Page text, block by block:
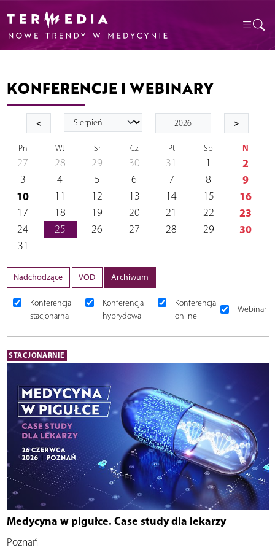
KONFERENCJE I WEBINARY
< >
Pn
27
Wt
28
Śr
29
Cz
30
Pt
31
Sb
1
N
2
3 4 5 6 7 8
9
10
11 12 13 14 15 16
17 18 19 20 21 22 23
24 25 26 27 28 29 30
31
Nadchodzące VOD Archiwum
Konferencja
stacjonarna
Konferencja
hybrydowa
Konferencja
online
Webinar
STACJONARNIE
Medycyna w pigułce. Case study dla lekarzy
Poznań